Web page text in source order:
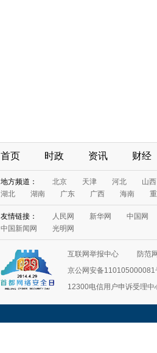
首页 时政 资讯 财经
地方频道： 北京 天津 河北
山西
湖北
湖南 广东 广西 海南
友情链接： 人民网 新华网
中国网
中国新闻网
光明网
互联网举报中心
防范
京公网安备110105000081
12300电信用户申诉受理中